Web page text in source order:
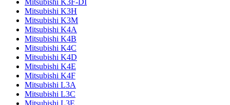
Mitsubishi K3F-DI
Mitsubishi K3H
Mitsubishi K3M
Mitsubishi K4A
Mitsubishi K4B
Mitsubishi K4C
Mitsubishi K4D
Mitsubishi K4E
Mitsubishi K4F
Mitsubishi L3A
Mitsubishi L3C
Mitsubishi L3E